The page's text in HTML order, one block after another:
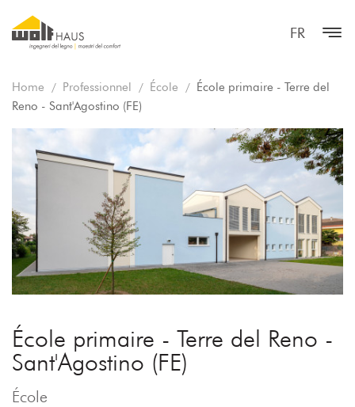
FR
Home Professionnel École
École primaire - Terre del
Reno - Sant'Agostino (FE)
École primaire - Terre del Reno -
Sant'Agostino (FE)
École